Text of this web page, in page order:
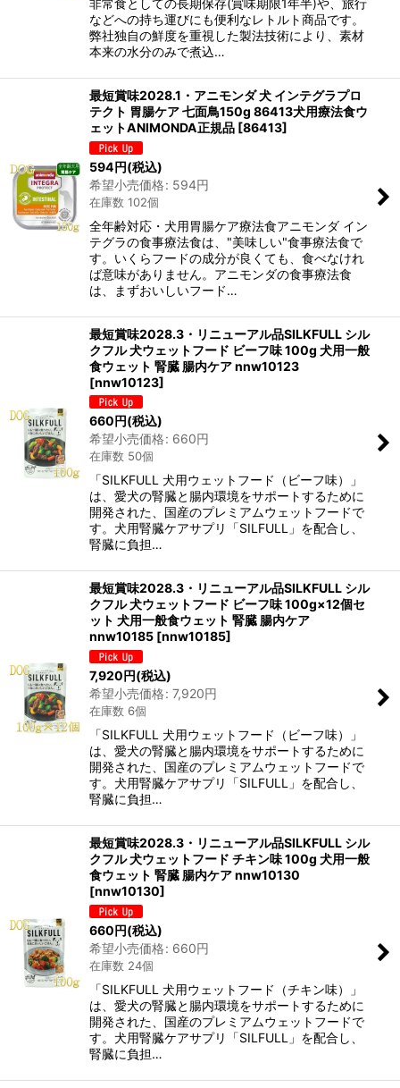
などへの持ち運びにも便利なレトルト商品です。
弊社独自の鮮度を重視した製法技術により、素材
本来の水分のみで煮込…
最短賞味2028.1・アニモンダ 犬 インテグラプロ
テクト 胃腸ケア 七面鳥150g 86413犬用療法食ウ
ェットANIMONDA正規品 [86413]
594円(税込)
希望小売価格: 594円
在庫数 102個
全年齢対応・犬用胃腸ケア療法食アニモンダ イン
テグラの食事療法食は、"美味しい"食事療法食で
す。いくらフードの成分が良くても、食べなけれ
ば意味がありません。アニモンダの食事療法食
は、まずおいしいフード…
最短賞味2028.3・リニューアル品SILKFULL シル
クフル 犬ウェットフード ビーフ味 100g 犬用一般
食ウェット 腎臓 腸内ケア nnw10123
[nnw10123]
660円(税込)
希望小売価格: 660円
在庫数 50個
「SILKFULL 犬用ウェットフード（ビーフ味）」
は、愛犬の腎臓と腸内環境をサポートするために
開発された、国産のプレミアムウェットフードで
す。犬用腎臓ケアサプリ「SILFULL」を配合し、
腎臓に負担…
最短賞味2028.3・リニューアル品SILKFULL シル
クフル 犬ウェットフード ビーフ味 100g×12個セ
ット 犬用一般食ウェット 腎臓 腸内ケア
nnw10185 [nnw10185]
7,920円(税込)
希望小売価格: 7,920円
在庫数 6個
「SILKFULL 犬用ウェットフード（ビーフ味）」
は、愛犬の腎臓と腸内環境をサポートするために
開発された、国産のプレミアムウェットフードで
す。犬用腎臓ケアサプリ「SILFULL」を配合し、
腎臓に負担…
最短賞味2028.3・リニューアル品SILKFULL シル
クフル 犬ウェットフード チキン味 100g 犬用一般
食ウェット 腎臓 腸内ケア nnw10130
[nnw10130]
660円(税込)
希望小売価格: 660円
在庫数 24個
「SILKFULL 犬用ウェットフード（チキン味）」
は、愛犬の腎臓と腸内環境をサポートするために
開発された、国産のプレミアムウェットフードで
す。犬用腎臓ケアサプリ「SILFULL」を配合し、
腎臓に負担…